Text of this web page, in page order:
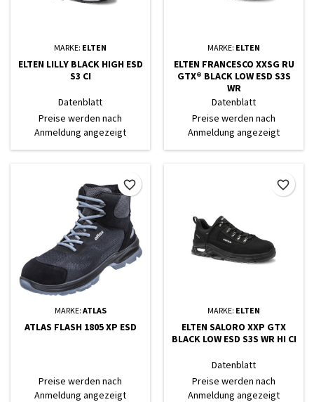
MARKE: ELTEN
ELTEN LILLY BLACK HIGH ESD
S3 CI
Datenblatt
Preise werden nach
Anmeldung angezeigt
MARKE: ELTEN
ELTEN FRANCESCO XXSG RU
GTX® BLACK LOW ESD S3S
WR
Datenblatt
Preise werden nach
Anmeldung angezeigt
MARKE: ATLAS
ATLAS FLASH 1805 XP ESD
Preise werden nach
Anmeldung angezeigt
favorite_border
MARKE: ELTEN
ELTEN SALORO XXP GTX
BLACK LOW ESD S3S WR HI CI
Datenblatt
Preise werden nach
Anmeldung angezeigt
favorite_border